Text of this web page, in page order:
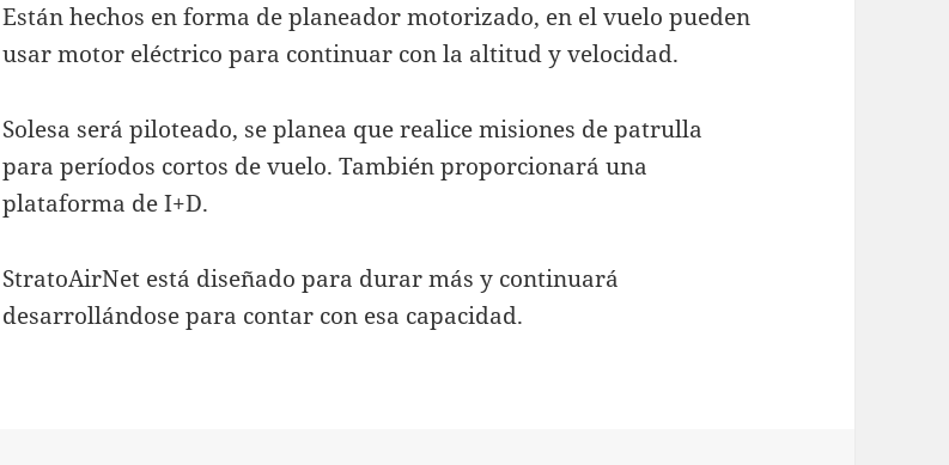
Están hechos en forma de planeador motorizado, en el vuelo pueden
usar motor eléctrico para continuar con la altitud y velocidad.
Solesa será piloteado, se planea que realice misiones de patrulla
para períodos cortos de vuelo. También proporcionará una
plataforma de I+D.
StratoAirNet está diseñado para durar más y continuará
desarrollándose para contar con esa capacidad.